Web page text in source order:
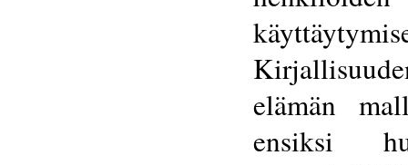
elämän
ensiksi